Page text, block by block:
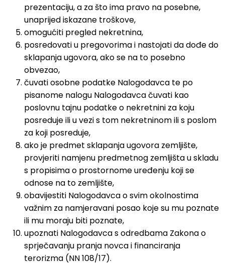
prezentaciju, a za što ima pravo na posebne,
unaprijed iskazane troškove,
omogućiti pregled nekretnina,
posredovati u pregovorima i nastojati da dođe do
sklapanja ugovora, ako se na to posebno
obvezao,
čuvati osobne podatke Nalogodavca te po
pisanome nalogu Nalogodavca čuvati kao
poslovnu tajnu podatke o nekretnini za koju
posreduje ili u vezi s tom nekretninom ili s poslom
za koji posreduje,
ako je predmet sklapanja ugovora zemljište,
provjeriti namjenu predmetnog zemljišta u skladu
s propisima o prostornome uređenju koji se
odnose na to zemljište,
obavijestiti Nalogodavca o svim okolnostima
važnim za namjeravani posao koje su mu poznate
ili mu moraju biti poznate,
upoznati Nalogodavca s odredbama Zakona o
sprječavanju pranja novca i financiranja
terorizma (NN 108/17).